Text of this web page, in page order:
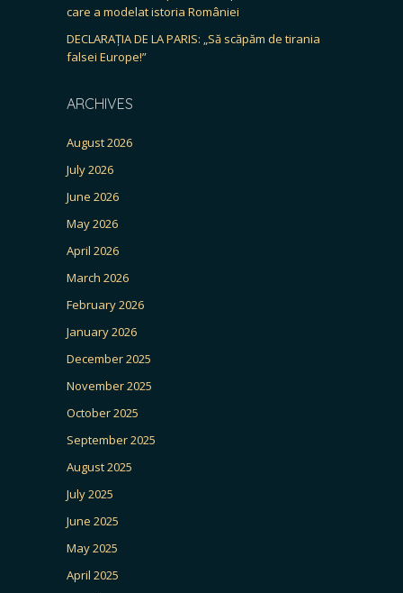
care a modelat istoria României
DECLARAȚIA DE LA PARIS: „Să scăpăm de tirania
falsei Europe!”
ARCHIVES
August 2026
July 2026
June 2026
May 2026
April 2026
March 2026
February 2026
January 2026
December 2025
November 2025
October 2025
September 2025
August 2025
July 2025
June 2025
May 2025
April 2025